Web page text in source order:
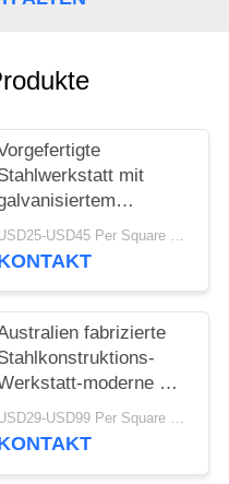
mit
USD25-USD45 Per Square Meter MOQ:200 Quadratmeter
fabrizierte
moderne Art
Dach vor
USD29-USD99 Per Square Meter MOQ:500 Quadratmeter